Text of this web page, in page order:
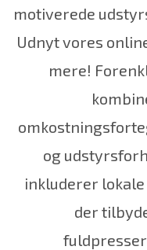
motiverede
Udnyt vores
mere!
og
inkluderer
der